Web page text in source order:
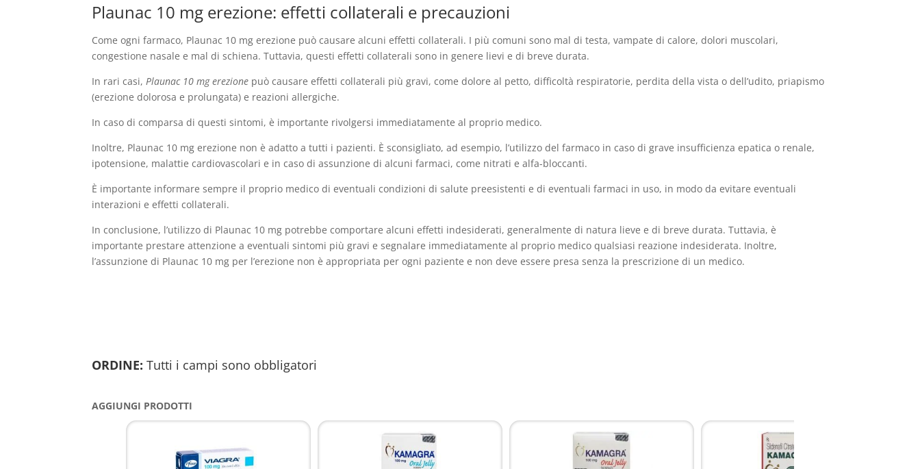
Plaunac 10 mg erezione: effetti collaterali e precauzioni
Come ogni farmaco, Plaunac 10 mg erezione può causare alcuni effetti collaterali. I più comuni sono mal di testa, vampate di calore, dolori muscolari,
congestione nasale e mal di schiena. Tuttavia, questi effetti collaterali sono in genere lievi e di breve durata.
In rari casi,Plaunac 10 mg erezione può causare effetti collaterali più gravi, come dolore al petto, difficoltà respiratorie, perdita della vista o dell’udito, priapismo
(erezione dolorosa e prolungata) e reazioni allergiche.
In caso di comparsa di questi sintomi, è importante rivolgersi immediatamente al proprio medico.
Inoltre, Plaunac 10 mg erezione non è adatto a tutti i pazienti. È sconsigliato, ad esempio, l’utilizzo del farmaco in caso di grave insufficienza epatica o renale,
ipotensione, malattie cardiovascolari e in caso di assunzione di alcuni farmaci, come nitrati e alfa-bloccanti.
È importante informare sempre il proprio medico di eventuali condizioni di salute preesistenti e di eventuali farmaci in uso, in modo da evitare eventuali
interazioni e effetti collaterali.
In conclusione, l’utilizzo di Plaunac 10 mg potrebbe comportare alcuni effetti indesiderati, generalmente di natura lieve e di breve durata. Tuttavia, è
importante prestare attenzione a eventuali sintomi più gravi e segnalare immediatamente al proprio medico qualsiasi reazione indesiderata. Inoltre,
l’assunzione di Plaunac 10 mg per l’erezione non è appropriata per ogni paziente e non deve essere presa senza la prescrizione di un medico.
ORDINE: Tutti i campi sono obbligatori
AGGIUNGI PRODOTTI